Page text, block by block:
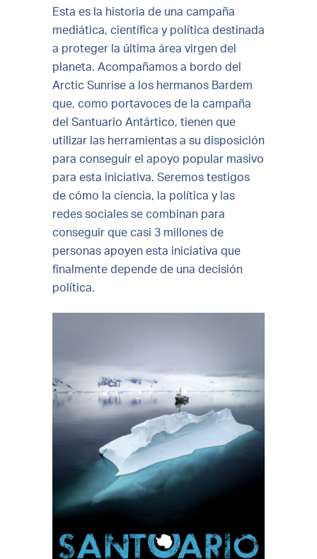
Esta es la historia de una campaña
mediática, científica y política destinada
a proteger la última área virgen del
planeta. Acompañamos a bordo del
Arctic Sunrise a los hermanos Bardem
que, como portavoces de la campaña
del Santuario Antártico, tienen que
utilizar las herramientas a su disposición
para conseguir el apoyo popular masivo
para esta iniciativa. Seremos testigos
de cómo la ciencia, la política y las
redes sociales se combinan para
conseguir que casi 3 millones de
personas apoyen esta iniciativa que
finalmente depende de una decisión
política.